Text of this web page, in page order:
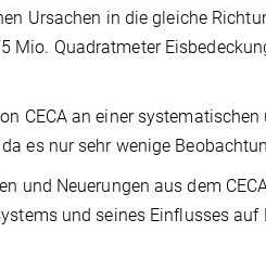
Ursachen in die gleiche
Mio. Quadratmeter
CECA an einer
es nur sehr wenige
und Neuerungen aus dem
und seines Einflusses